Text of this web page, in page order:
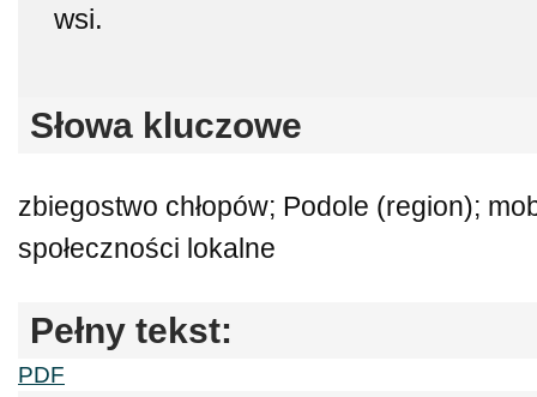
wsi.
Słowa kluczowe
zbiegostwo chłopów; Podole (region);
społeczności lokalne
Pełny tekst:
PDF